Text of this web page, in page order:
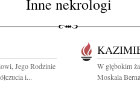
Inne nekrologi
Jego Rodzinie
i...
W głębokim
Moskala